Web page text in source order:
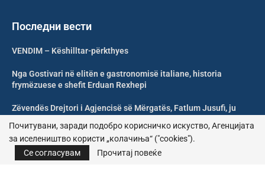
Последни вести
VENDIM – Këshilltar-përkthyes
Nga Gostivari në elitën e gastronomisë italiane, historia
frymëzuese e shefit Erduan Rexhepi
Zëvendës Drejtori i Agjencisë së Mërgatës, Fatlum Jusufi, ju
Shoqata Humanitare Tuhini Feston 10 Vjetorin e Themelimit
Почитувани, заради подобро корисничко искуство, Агенцијата
за иселеништво користи „колачиња“ ("cookies").
Се согласувам
Прочитај повеќе